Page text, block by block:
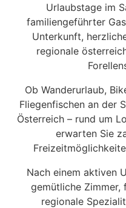
Urlaubstage im
familiengeführter
Unterkunft,
regionale
Ob Wanderurlaub,
Fliegenfischen an der
Österreich – rund um
erwarten Sie
Nach einem aktiven
gemütliche Zimmer,
regionale